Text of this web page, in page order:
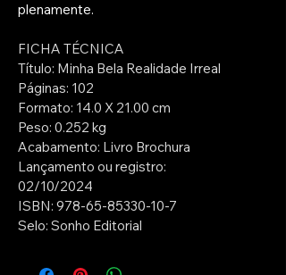
plenamente.
FICHA TÉCNICA
Título: Minha Bela Realidade Irreal
Páginas: 102
Formato: 14.0 X 21.00 cm
Peso: 0.252 kg
Acabamento: Livro Brochura
Lançamento ou registro:
02/10/2024
ISBN: 978-65-85330-10-7
Selo: Sonho Editorial